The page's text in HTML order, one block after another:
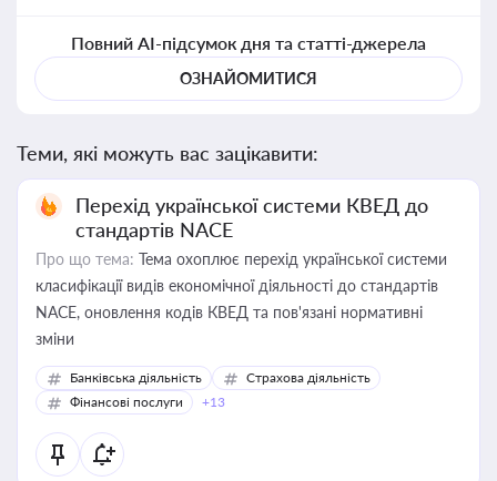
Повний AI-підсумок дня та статті-джерела
ОЗНАЙОМИТИСЯ
Теми, які можуть вас зацікавити:
Перехід української системи КВЕД до
стандартів NACE
Про що тема: Тема охоплює перехід української системи
класифікації видів економічної діяльності до стандартів
NACE, оновлення кодів КВЕД та пов'язані нормативні
зміни
Банківська діяльність
Страхова діяльність
Фінансові послуги
+13